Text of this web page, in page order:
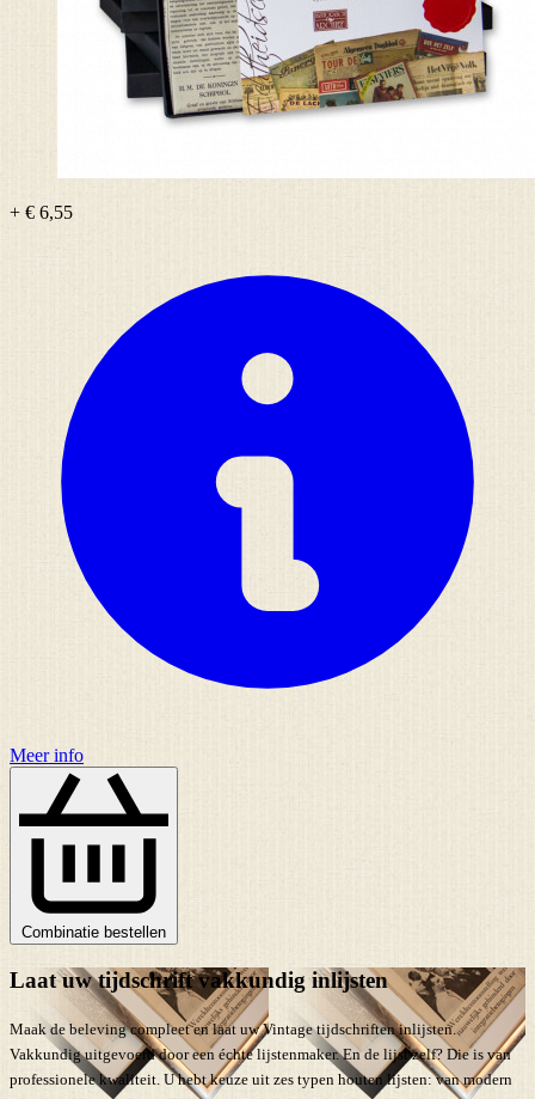
+ € 6,55
Meer info
Combinatie bestellen
Laat uw tijdschrift vakkundig inlijsten
Maak de beleving compleet en laat uw Vintage tijdschriften inlijsten.
Vakkundig uitgevoerd door een échte lijstenmaker. En de lijst zelf? Die is van
professionele kwaliteit. U hebt keuze uit zes typen houten lijsten: van modern